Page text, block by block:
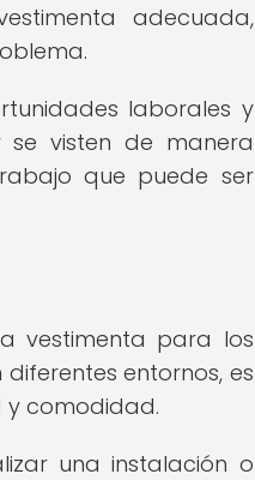
adecuada,
laborales y
se visten de manera
que puede ser
vestimenta para los
entornos, es
y comodidad.
una instalación o